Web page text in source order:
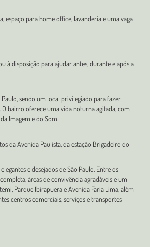
espaço para home office, lavanderia e uma vaga
à disposição para ajudar antes, durante e após a
sendo um local privilegiado para fazer
bairro oferece uma vida noturna agitada, com
Imagem e do Som.
da Avenida Paulista, da estação Brigadeiro do
e desejados de São Paulo. Entre os
áreas de convivência agradáveis e um
Parque Ibirapuera e Avenida Faria Lima, além
centros comerciais, serviços e transportes